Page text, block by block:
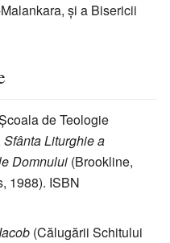
şi a Bisericii
de Teologie
Sfânta Liturghie a
Domnului (Brookline,
1988). ISBN
(Călugării Schitului